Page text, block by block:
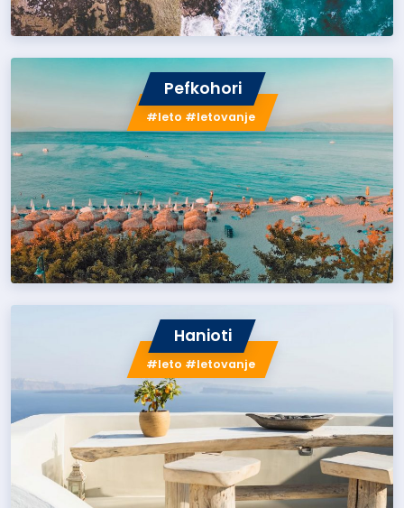
Pefkohori
#leto #letovanje
Hanioti
#leto #letovanje